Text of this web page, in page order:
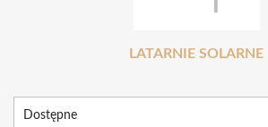
LATARNIE SOLARNE
Dostępne